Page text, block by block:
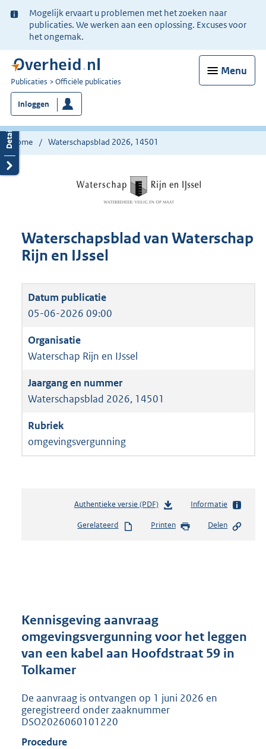
Ter
informatie:
Mogelijk ervaart u problemen met het zoeken naar
publicaties. We werken aan een oplossing. Excuses voor
het ongemak.
Menu
U
bent
nu
hier:
Publicaties Officiële publicaties
Inloggen
Home Waterschapsblad 2026, 14501
Waterschapsblad van Waterschap
Rijn en IJssel
05-06-2026 09:00
Waterschap Rijn en IJssel
Waterschapsblad 2026, 14501
omgevingsvergunning
Authentieke versie (PDF)b
s
r
o
t
2
0
Informatie
Gerelateerd Printen Delen
Kennisgeving aanvraag
omgevingsvergunning voor het leggen
van een kabel aan Hoofdstraat 59 in
Tolkamer
De aanvraag is ontvangen op 1 juni 2026 en
geregistreerd onder zaaknummer
DSO2026060101220
Procedure